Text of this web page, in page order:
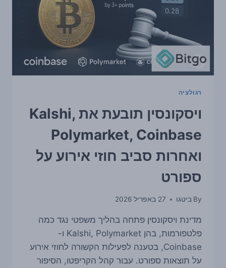
מכירת
ביטקוין
של
STRATEGY
רגולציה
ויסקונסין תובעת את Kalshi,
Polymarket, Coinbase
ואחרות סביב חוזי אירוע על
ספורט
By ביטגו 27 באפריל 2026
מדינת ויסקונסין פתחה בהליך משפטי נגד כמה
פלטפורמות, בהן Kalshi, Polymarket ו-
Coinbase, בטענה לפעילות הקשורה לחוזי אירוע
על תוצאות ספורט. עבור קהל הקריפטו, הסיפור